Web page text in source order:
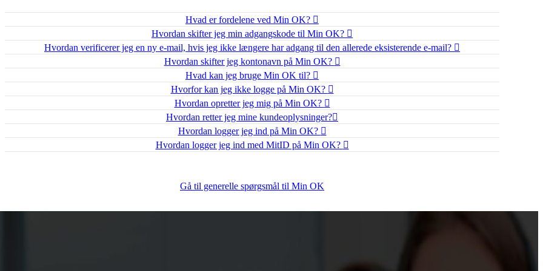
Hvad er fordelene ved Min OK?
Hvordan skifter jeg min adgangskode til Min OK?
Hvordan verificerer jeg en ny e-mail, hvis jeg ikke længere har adgang til den allerede eksisterende e-mail?
Hvordan skifter jeg kontonavn på Min OK?
Hvad kan jeg bruge Min OK til?
Hvorfor kan jeg ikke logge på Min OK?
Hvordan opretter jeg mig på Min OK?
Hvordan retter jeg mine kundeoplysninger?​​
Hvordan logger jeg ind på Min OK?
Hvordan logger jeg ind med MitID på Min OK?
Gå til generelle spørgsmål til Min OK